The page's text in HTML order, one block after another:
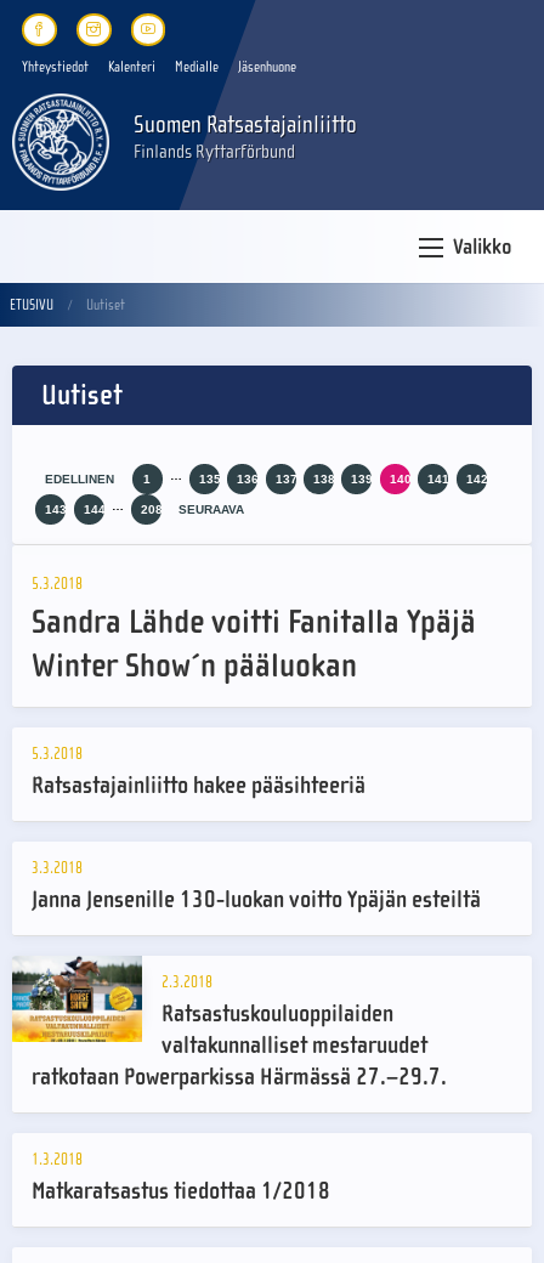
Yhteystiedot Kalenteri Medialle Jäsenhuone
Suomen Ratsastajainliitto
Finlands Ryttarförbund
Valikko
ETUSIVU Uutiset
Uutiset
EDELLINEN 1 135 136 137 138 139 140 141 142
143 144 208 SEURAAVA
5.3.2018
Sandra Lähde voitti Fanitalla Ypäjä
Winter Show´n pääluokan
5.3.2018
Ratsastajainliitto hakee pääsihteeriä
3.3.2018
Janna Jensenille 130-luokan voitto Ypäjän esteiltä
2.3.2018
Ratsastuskouluoppilaiden
valtakunnalliset mestaruudet
ratkotaan Powerparkissa Härmässä 27.–29.7.
1.3.2018
Matkaratsastus tiedottaa 1/2018